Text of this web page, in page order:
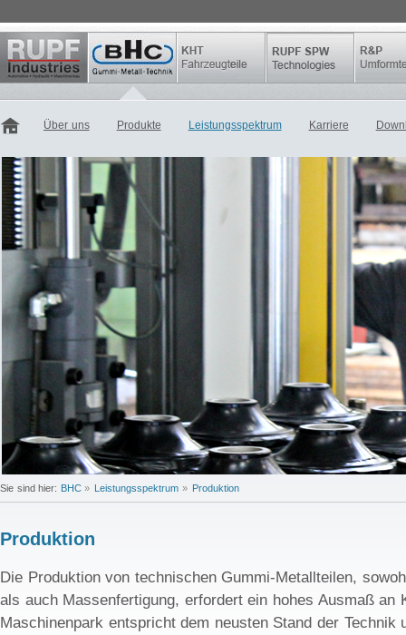
Über uns Produkte Leistungsspektrum Karriere
Sie sind hier: BHC» Leistungsspektrum » Produktion
Produktion
Die Produktion von technischen Gummi-Metallteilen,
als auch Massenfertigung, erfordert ein hohes Ausmaß an
Maschinenpark entspricht dem neusten Stand der Technik